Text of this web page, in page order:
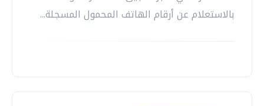
بالاستعلام عن أرقام الهاتف المحمول المسجلة...